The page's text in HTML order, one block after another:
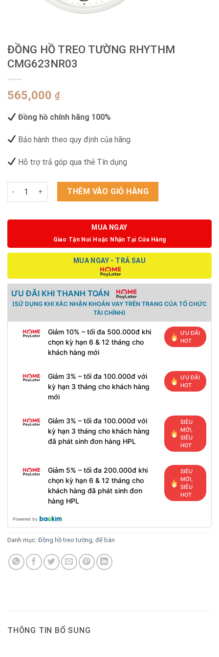
ĐỒNG HỒ TREO TƯỜNG RHYTHM
CMG623NR03
565,000 ₫
Đồng hồ chính hãng 100%
Bảo hành theo quy định của hãng
Hỗ trợ trả góp qua thẻ Tín dụng
ĐỒNG HỒ TREO TƯỜNG RHYTHM CMG623NR03 số lượng
THÊM VÀO GIỎ HÀNG
MUA NGAY
Giao Tận Nơi Hoặc Nhận Tại Cửa Hàng
MUA NGAY - TRẢ SAU
ƯU ĐÃI KHI THANH TOÁN
(SỬ DỤNG KHI XÁC NHẬN KHOẢN VAY TRÊN TRANG CỦA TỔ CHỨC
TÀI CHÍNH)
Giảm 10% – tối đa 500.000đ khi
chọn kỳ hạn 6 & 12 tháng cho
khách hàng mới
ƯU ĐÃI
HOT
Giảm 3% – tối đa 100.000đ với
kỳ hạn 3 tháng cho khách hàng
mới
ƯU ĐÃI
HOT
Giảm 3% – tối đa 100.000đ với
kỳ hạn 3 tháng cho khách hàng
đã phát sinh đơn hàng HPL
SIÊU
MỚI,
SIÊU
HOT
Giảm 5% – tối đa 200.000đ khi
chọn kỳ hạn 6 & 12 tháng cho
khách hàng đã phát sinh đơn
hàng HPL
SIÊU
MỚI,
SIÊU
HOT
Powered by
Danh mục: Đồng hồ treo tường, để bàn
THÔNG TIN BỔ SUNG